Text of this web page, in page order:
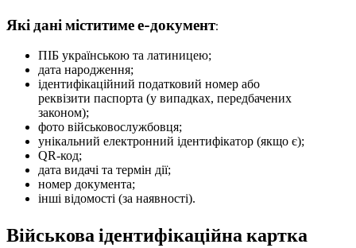
Які дані міститиме е-документ:
ПІБ українською та латиницею;
дата народження;
ідентифікаційний податковий номер або
реквізити паспорта (у випадках, передбачених
законом);
фото військовослужбовця;
унікальний електронний ідентифікатор (якщо є);
QR-код;
дата видачі та термін дії;
номер документа;
інші відомості (за наявності).
Військова ідентифікаційна картка